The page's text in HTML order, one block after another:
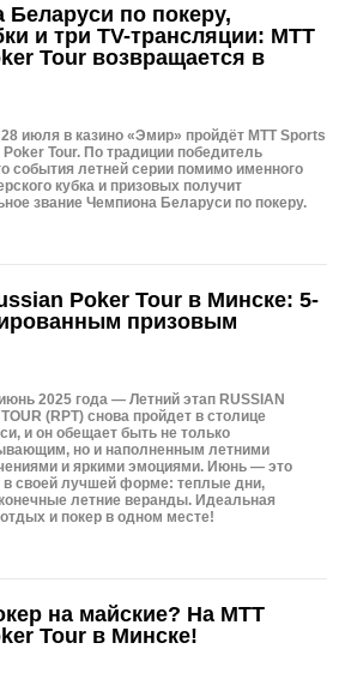
по покеру,
и три TV-трансляции: MTT
Tour возвращается в
июля в казино «Эмир» пройдёт MTT Sports
Tour. По традиции победитель
события летней серии помимо именного
кубка и призовых получит
звание Чемпиона Беларуси по покеру.
Poker Tour в Минске: 5-
призовым
2025 года — Летний этап RUSSIAN
(RPT) снова пройдет в столице
и он обещает быть не только
но и наполненным летними
и яркими эмоциями. Июнь — это
в своей лучшей форме: теплые дни,
летние веранды. Идеальная
и покер в одном месте!
на майские? На MTT
Tour в Минске!